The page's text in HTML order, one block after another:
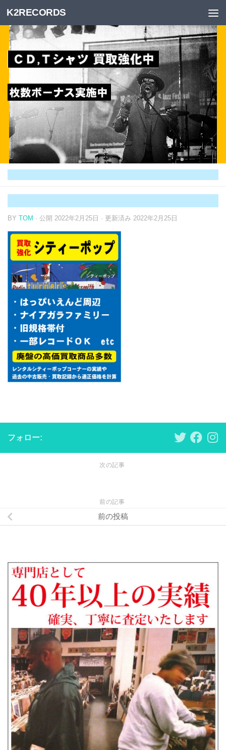
Skip to content
K2RECORDS
BY TOM · 公開 2022年2月25日 · 更新済み 2022年2月25日
フォロー:
次の記事
前の記事
前の投稿